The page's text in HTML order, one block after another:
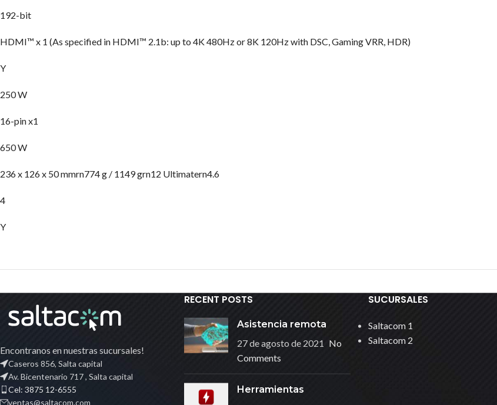
192-bit
HDMI™ x 1 (As specified in HDMI™ 2.1b: up to 4K 480Hz or 8K 120Hz with DSC, Gaming VRR, HDR)
Y
250 W
16-pin x1
650 W
236 x 126 x 50 mmrn774 g / 1149 grn12 Ultimatern4.6
4
Y
Encontranos en nuestras sucursales!
Caseros 856, Salta capital
Av. Bicentenario 717 , Salta capital
Cel: 3875 12-6555
ventas@saltacom.com
RECENT POSTS
Asistencia remota
27 de agosto de 2021 No
Comments
Herramientas
SUCURSALES
Saltacom 1
Saltacom 2